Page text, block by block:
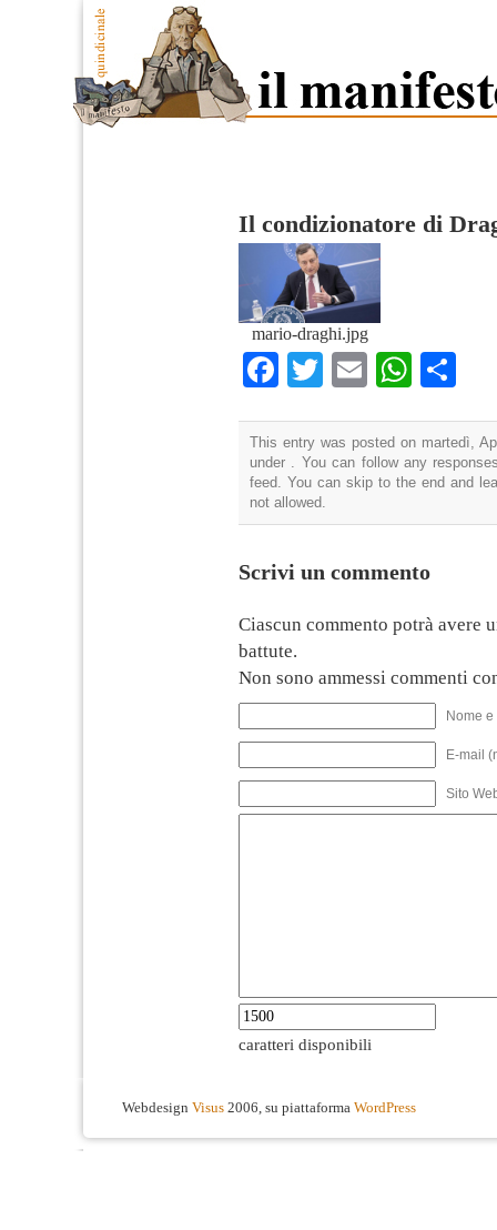
Il condizionatore di
mario-draghi.jpg
Facebook
TwitterEmail
This entry was posted on martedì,
under . You can follow any
feed. You can skip to the end and
not allowed.
Scrivi un commento
Ciascun commento potrà avere
battute.
Non sono ammessi commenti
Nome
E-mail
Sito
caratteri disponibili
Webdesign Visus 2006, su piattaforma WordPress